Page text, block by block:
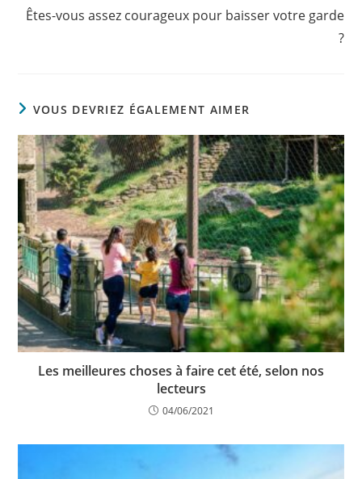
Êtes-vous assez courageux pour baisser votre garde
?
VOUS DEVRIEZ ÉGALEMENT AIMER
Les meilleures choses à faire cet été, selon nos
lecteurs
04/06/2021